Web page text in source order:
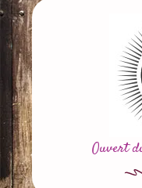
Ouvert